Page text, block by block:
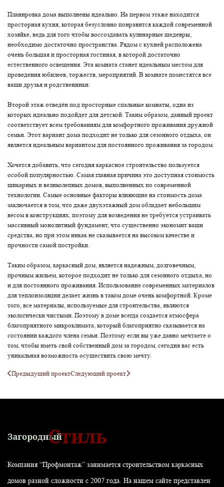
Планировка дома выполнены идеально. На первом этаже находится
просторная кухня, которая безусловно понравится каждой современной
хозяйке, ведь для того чтобы воссоздавать кулинарные шедевры,
необходимо достаточно пространства. Рядом с кухней расположена
очень большая и просторная гостиная, в которой достаточно
естественного освещения. Эта комната станет идеальным местом для
проведения юбилеев, торжеств, мероприятий. В комнате поместятся все
ваши друзья и родственники.
Второй этаж отведён под просторные спальные комнаты, одна из
которых идеально подойдет для детской. Таким образом, данный проект
соответствует всем требованиям для комфортного проживания дружной
семьи. Этот вариант дома подходит не только для сезонного отдыха, он
является идеальным вариантом для постоянного проживания за городом.
Хочется добавить, что сегодня каркасное строительство пользуется
особой популярностью. Самая главная причина это доступная стоимость
шикарных и великолепных домов, выполненных по современной
технологии. Самые основные факторы влияющие на стоимость дома
заключается в том, что даже двухэтажный дом обладает небольшим
весом в конструкциях, поэтому для возведения не требуется устраивать
массивный монолитный фундамент, что существенно экономит ваши
средства, но при этом никак не сказывается на высоком качестве и
прочности самой постройки.
Таким образом, каркасный дом, является надежным, долговечным,
прочным жильем, которое подходит не только для сезонного отдыха, но
и для постоянного проживания. Использование современных материалов
для теплоизоляции делает жизнь в таком доме очень комфортной. Кроме
того, все материалы, используемые для строительства, являются
экологически чистыми. Поэтому в доме всегда создается атмосфера
благоприятного микроклимата, который благоприятно сказывается на
состоянии каждого члена семьи. Поэтому если вы уже давно мечтаете о
том, чтобы иметь свой собственный дом за городом, сегодня вас есть
уникальная возможность осуществить свою мечту.
Предыдущий проектСледующий проект
Компания “Профмонтаж” занимается строительством каркасных
домов разной сложности с 2007 года. На нашем сайте представлен